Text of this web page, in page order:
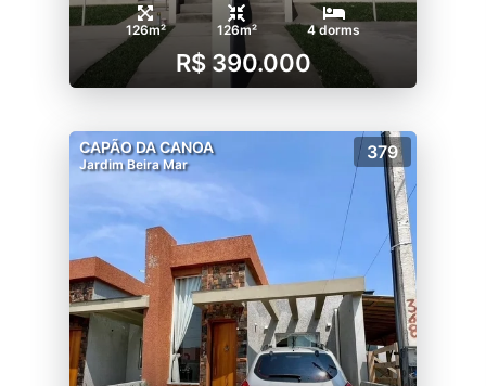
126m² 126m² 4 dorms
R$ 390.000
CAPÃO DA CANOA
Jardim Beira Mar
379